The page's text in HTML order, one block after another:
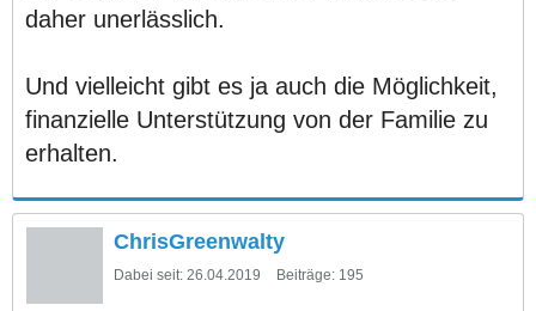
daher unerlässlich.
Und vielleicht gibt es ja auch die Möglichkeit,
finanzielle Unterstützung von der Familie zu
erhalten.
ChrisGreenwalty
Dabei seit: 26.04.2019 Beiträge: 195